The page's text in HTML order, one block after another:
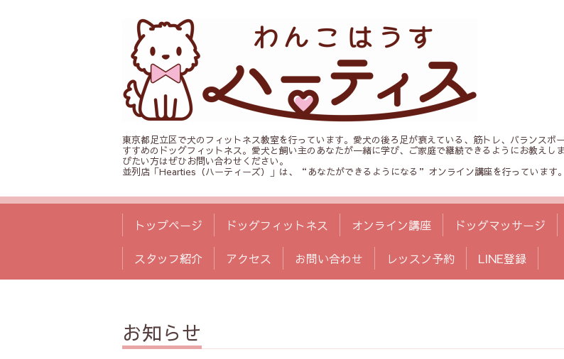
東京都足立区で犬のフィットネス教室を行っています。愛犬の後ろ足が衰えている、筋トレ、バランスボ
すすめのドッグフィットネス。愛犬と飼い主のあなたが一緒に学び、ご家庭で継続できるようにお教えし
びたい方はぜひお問い合わせください。
並列店「Hearties（ハーティーズ）」は、“あなたができるようになる”オンライン講座を行っています。
トップページ ドッグフィットネス オンライン講座 ドッグマッサージ
スタッフ紹介 アクセス お問い合わせ レッスン予約 LINE登録
お知らせ